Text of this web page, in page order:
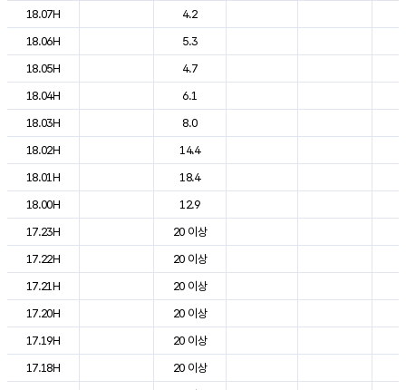
18.07H
4.2
18.06H
5.3
18.05H
4.7
18.04H
6.1
18.03H
8.0
18.02H
14.4
18.01H
18.4
18.00H
12.9
17.23H
20 이상
17.22H
20 이상
17.21H
20 이상
17.20H
20 이상
17.19H
20 이상
17.18H
20 이상